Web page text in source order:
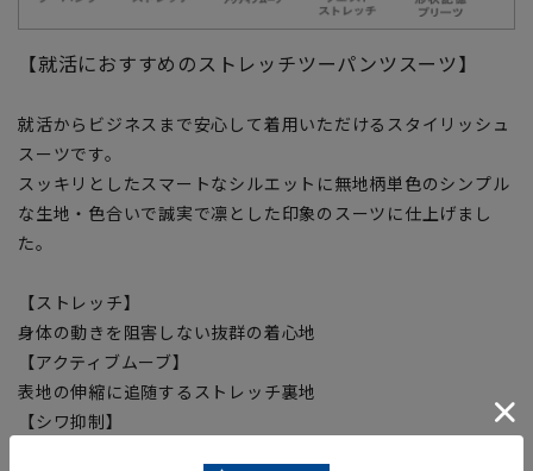
【就活におすすめのストレッチツーパンツスーツ】
就活からビジネスまで安心して着用いただけるスタイリッシュ
スーツです。
スッキリとしたスマートなシルエットに無地柄単色のシンプル
な生地・色合いで誠実で凛とした印象のスーツに仕上げまし
た。
【ストレッチ】
身体の動きを阻害しない抜群の着心地
【アクティブムーブ】
表地の伸縮に追随するストレッチ裏地
【シワ抑制】